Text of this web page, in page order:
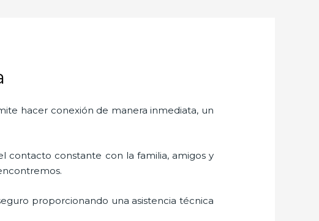
hacer conexión de manera inmediata, un
contacto constante con la familia, amigos y
proporcionando una asistencia técnica